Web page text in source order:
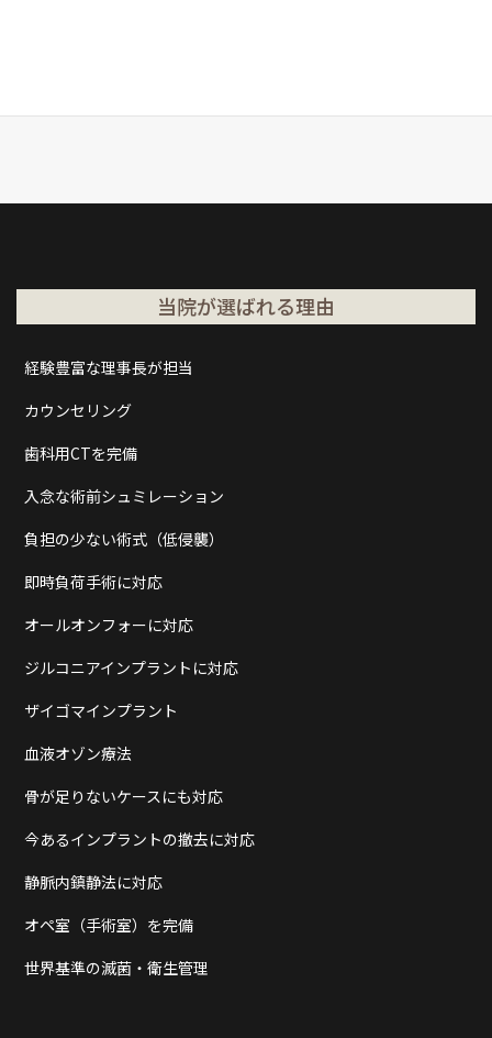
当院が選ばれる理由
経験豊富な理事長が担当
カウンセリング
歯科用CTを完備
入念な術前シュミレーション
負担の少ない術式（低侵襲）
即時負荷手術に対応
オールオンフォーに対応
ジルコニアインプラントに対応
ザイゴマインプラント
血液オゾン療法
骨が足りないケースにも対応
今あるインプラントの撤去に対応
静脈内鎮静法に対応
オペ室（手術室）を完備
世界基準の滅菌・衛生管理